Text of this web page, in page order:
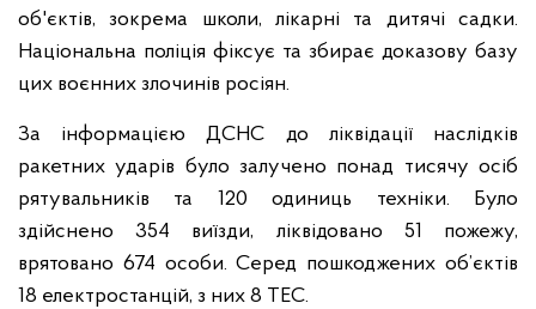
об'єктів, зокрема школи, лікарні та дитячі садки.
Національна поліція фіксує та збирає доказову базу
цих воєнних злочинів росіян.
За інформацією ДСНС до ліквідації наслідків
ракетних ударів було залучено понад тисячу осіб
рятувальників та 120 одиниць техніки. Було
здійснено 354 виїзди, ліквідовано 51 пожежу,
врятовано 674 особи. Серед пошкоджених об’єктів
18 електростанцій, з них 8 ТЕС.